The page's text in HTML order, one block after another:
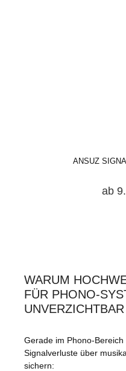
ANSUZ
ab
WARUM
FÜR PHONO-
Gerade im Phono-
Signalverluste über
sichern: